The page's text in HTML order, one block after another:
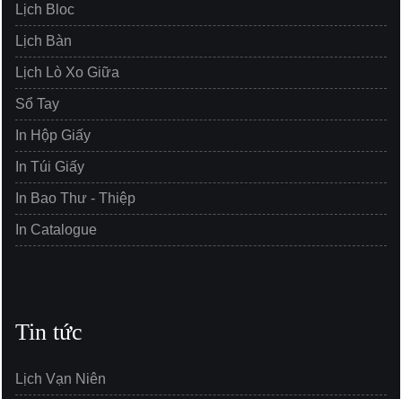
Lịch Bloc
Lịch Bàn
Lịch Lò Xo Giữa
Sổ Tay
In Hộp Giấy
In Túi Giấy
In Bao Thư - Thiệp
In Catalogue
Tin tức
Lịch Vạn Niên